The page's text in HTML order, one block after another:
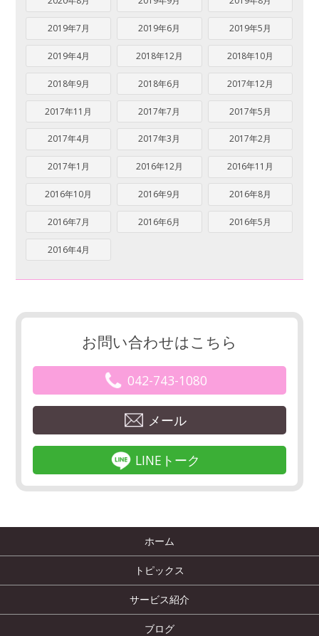
2019年7月 2019年6月 2019年5月
2019年4月 2018年12月 2018年10月
2018年9月 2018年6月 2017年12月
2017年11月 2017年7月 2017年5月
2017年4月 2017年3月 2017年2月
2017年1月 2016年12月 2016年11月
2016年10月 2016年9月 2016年8月
2016年7月 2016年6月 2016年5月
2016年4月
お問い合わせはこちら
042-743-1080
メール
LINEトーク
ホーム
トピックス
サービス紹介
ブログ